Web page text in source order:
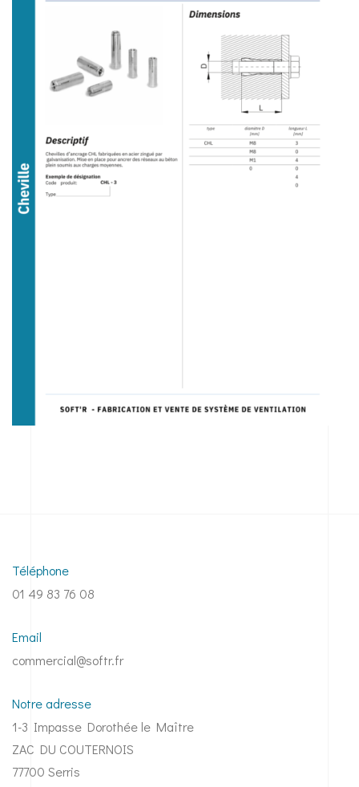
Téléphone
01 49 83 76 08
Email
commercial@softr.fr
Notre adresse
1-3 Impasse Dorothée le Maître
ZAC DU COUTERNOIS
77700 Serris